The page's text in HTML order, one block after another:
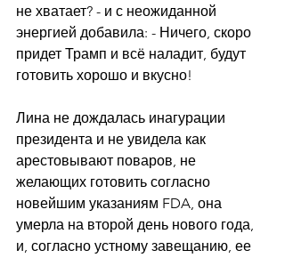
не хватает? - и с неожиданной
энергией добавила: - Ничего, скоро
придет Трамп и всё наладит, будут
готовить хорошо и вкусно!
Лина не дождалась инагурации
президента и не увидела как
арестовывают поваров, не
желающих готовить согласно
новейшим указаниям FDA, она
умерла на второй день нового года,
и, согласно устному завещанию, ее